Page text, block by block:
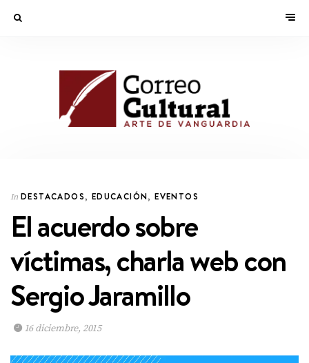
In DESTACADOS, EDUCACIÓN,EVENTOS
El acuerdo sobre
víctimas, charla web con
Sergio Jaramillo
16 diciembre, 2015